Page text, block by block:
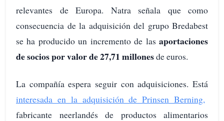
relevantes de Europa. Natra señala que como
consecuencia de la adquisición del grupo Bredabest
se ha producido un incremento de las aportaciones
de socios por valor de 27,71 millonesde euros.
La compañía espera seguir con adquisiciones. Está
interesada en la adquisición de Prinsen Berning,
fabricante neerlandés de productos alimentarios